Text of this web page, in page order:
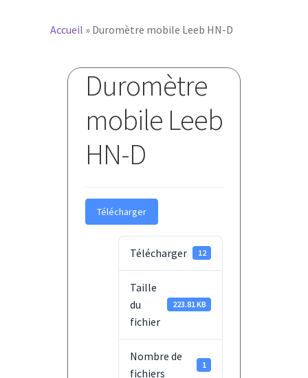
Accueil » Duromètre mobile Leeb HN-D
Duromètre
mobile Leeb
HN-D
Télécharger
Télécharger 12
Taille
du
fichier
223.81 KB
Nombre de
fichiers
1